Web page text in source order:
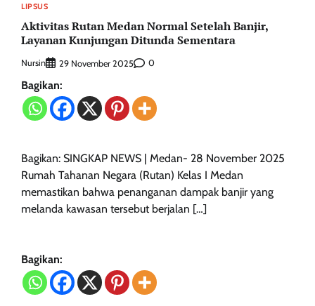
LIPSUS
Aktivitas Rutan Medan Normal Setelah Banjir,
Layanan Kunjungan Ditunda Sementara
Nursin 29 November 2025 0
Bagikan:
Bagikan: SINGKAP NEWS | Medan- 28 November 2025
Rumah Tahanan Negara (Rutan) Kelas I Medan
memastikan bahwa penanganan dampak banjir yang
melanda kawasan tersebut berjalan […]
Bagikan: